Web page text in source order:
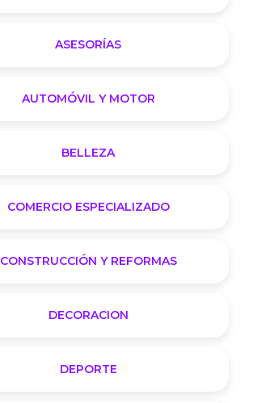
ASESORÍAS
AUTOMÓVIL Y MOTOR
BELLEZA
COMERCIO ESPECIALIZADO
CONSTRUCCIÓN Y REFORMAS
DECORACION
DEPORTE